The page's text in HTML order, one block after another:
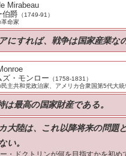
Mirabeau
伯爵 （1749-91）
革命家
にすれば、戦争は国家産業な
ズ・モンロー （1758-1831）
民主共和党政治家、アメリカ合衆国第5代大統
は最高の国家財産である。
大陸は、これ以降将来の問題
い。
・ドクトリンが何を目指すかを初め